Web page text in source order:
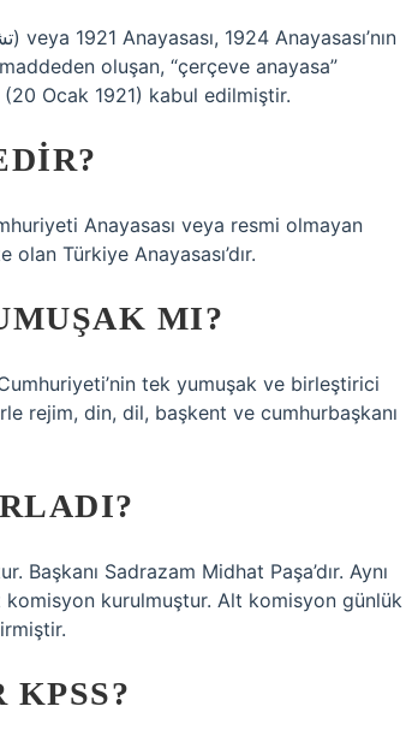
oluşan, “çerçeve anayasa”
(20 Ocak 1921) kabul edilmiştir.
Anayasası veya resmi olmayan
Türkiye Anayasası’dır.
MI?
tek yumuşak ve birleştirici
rejim, din, dil, başkent ve cumhurbaşkanı
Başkanı Sadrazam Midhat Paşa’dır. Aynı
komisyon kurulmuştur. Alt komisyon günlük